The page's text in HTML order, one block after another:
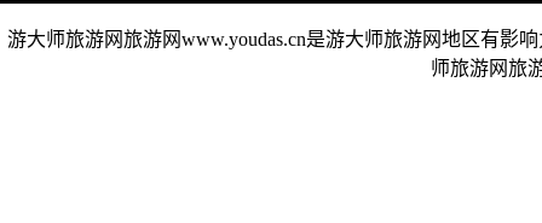
游大师旅游网旅游网www.youdas.cn是游大师旅游网地区有影
师旅游网旅